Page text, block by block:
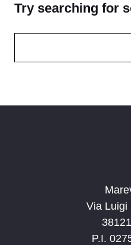
Try searching for
Via Luigi
P.I.